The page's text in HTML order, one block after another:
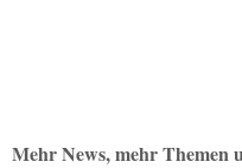
entdecken